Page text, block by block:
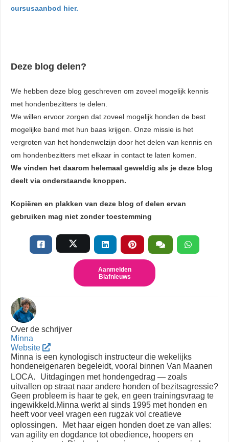
cursusaanbod hier.
Deze blog delen?
We hebben deze blog geschreven om zoveel mogelijk kennis
met hondenbezitters te delen.
We willen ervoor zorgen dat zoveel mogelijk honden de best
mogelijke band met hun baas krijgen. Onze missie is het
vergroten van het hondenwelzijn door het delen van kennis en
om hondenbezitters met elkaar in contact te laten komen.
We vinden het daarom helemaal geweldig als je deze blog
deelt via onderstaande knoppen.
Kopiëren en plakken van deze blog of delen ervan
gebruiken mag niet zonder toestemming
Aanmelden
Blafnieuws
Over de schrijver
Minna
Website
Minna is een kynologisch instructeur die wekelijks
hondeneigenaren begeleidt, vooral binnen Van Maanen
LOCA. Uitdagingen met hondengedrag — zoals
uitvallen op straat naar andere honden of bezitsagressie?
Geen probleem is haar te gek, en geen trainingsvraag te
ingewikkeld.Minna werkt al sinds 1995 met honden en
heeft voor veel vragen een rugzak vol creatieve
oplossingen. Met haar eigen honden doet ze van alles:
van agility en dogdance tot obedience, hoopers en